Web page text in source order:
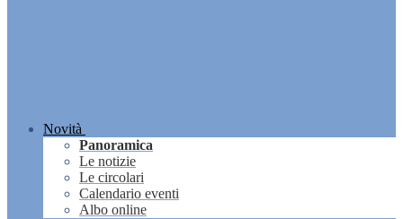
Novità
Panoramica
Le notizie
Le circolari
Calendario eventi
Albo online